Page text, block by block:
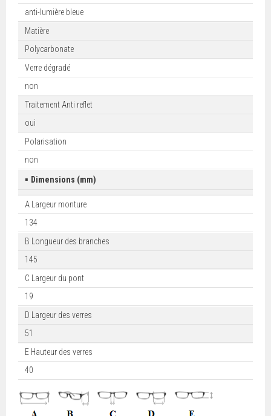
anti-lumière bleue
Matière
Polycarbonate
Verre dégradé
non
Traitement Anti reflet
oui
Polarisation
non
▪ Dimensions (mm)
A Largeur monture
134
B Longueur des branches
145
C Largeur du pont
19
D Largeur des verres
51
E Hauteur des verres
40